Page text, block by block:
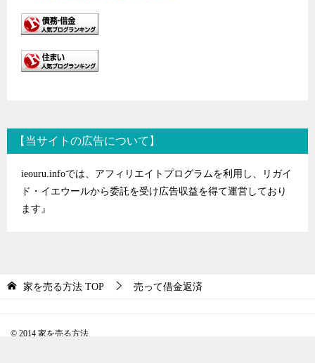
【当サイトの広告について】
ieouru.infoでは、アフィリエイトプログラムを利用し、リガイ
ド・イエウールから委託を受け広告収益を得て運営しており
ます』
家を売る方法 TOP 売って借金返済
© 2014 家を売る方法